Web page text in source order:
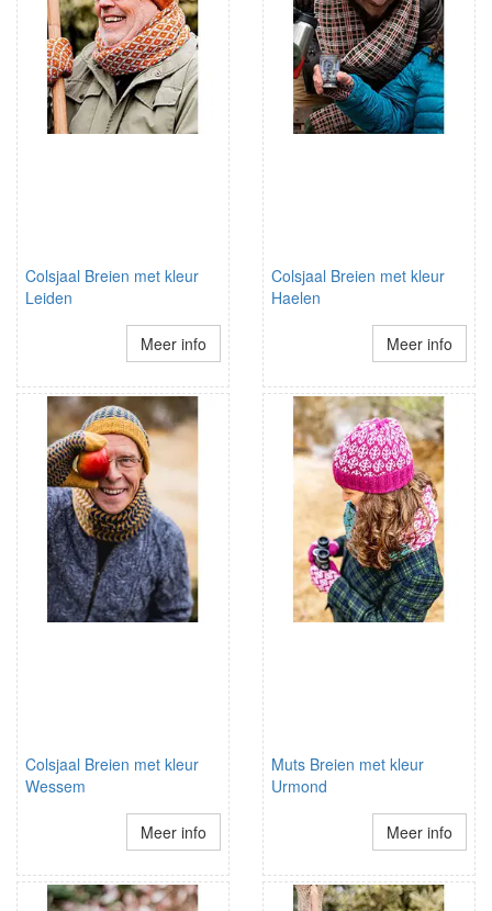
Colsjaal Breien met kleur
Leiden
Meer info
Colsjaal Breien met kleur
Haelen
Meer info
Colsjaal Breien met kleur
Wessem
Meer info
Muts Breien met kleur
Urmond
Meer info